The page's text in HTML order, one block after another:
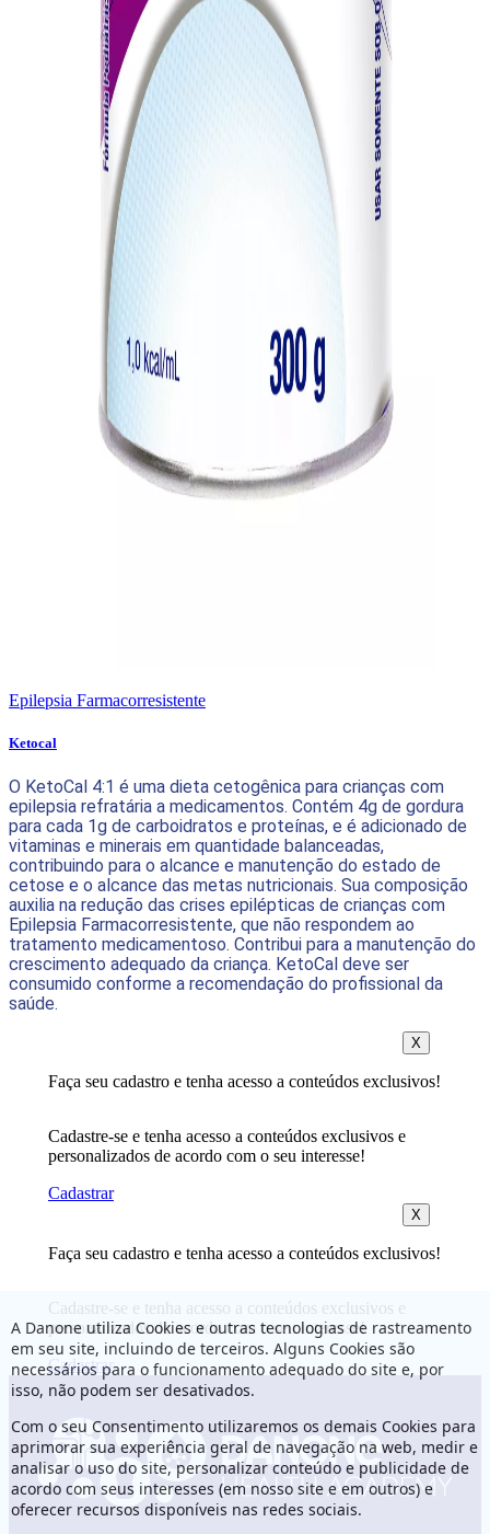
Epilepsia Farmacorresistente
Ketocal
O KetoCal 4:1 é uma dieta cetogênica para crianças com
epilepsia refratária a medicamentos. Contém 4g de gordura
para cada 1g de carboidratos e proteínas, e é adicionado de
vitaminas e minerais em quantidade balanceadas,
contribuindo para o alcance e manutenção do estado de
cetose e o alcance das metas nutricionais. Sua composição
auxilia na redução das crises epilépticas de crianças com
Epilepsia Farmacorresistente, que não respondem ao
tratamento medicamentoso. Contribui para a manutenção do
crescimento adequado da criança. KetoCal deve ser
consumido conforme a recomendação do profissional da
saúde.
X
Faça seu cadastro e tenha acesso a conteúdos exclusivos!
Cadastre-se e tenha acesso a conteúdos exclusivos e
personalizados de acordo com o seu interesse!
Cadastrar
X
Faça seu cadastro e tenha acesso a conteúdos exclusivos!
Cadastre-se e tenha acesso a conteúdos exclusivos e
personalizados de acordo com o seu interesse!
Cadastrar
A Danone utiliza Cookies e outras tecnologias de rastreamento
em seu site, incluindo de terceiros. Alguns Cookies são
necessários para o funcionamento adequado do site e, por
isso, não podem ser desativados.
Com o seu Consentimento utilizaremos os demais Cookies para
aprimorar sua experiência geral de navegação na web, medir e
analisar o uso do site, personalizar conteúdo e publicidade de
acordo com seus interesses (em nosso site e em outros) e
oferecer recursos disponíveis nas redes sociais.